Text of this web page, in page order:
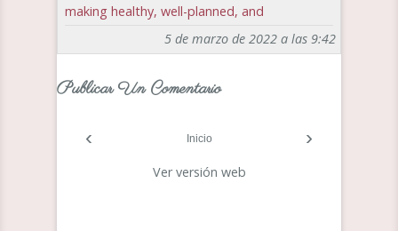
making healthy, well-planned, and
5 de marzo de 2022 a las 9:42
Publicar Un Comentario
‹ ›
Inicio
Ver versión web